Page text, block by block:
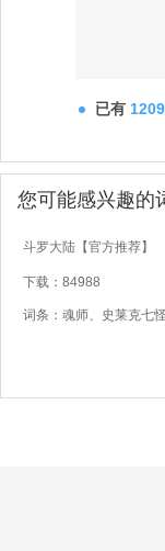
已有
您可能感兴趣的
斗罗大陆【官方推荐】
下载：84988
词条：魂师、史莱克七